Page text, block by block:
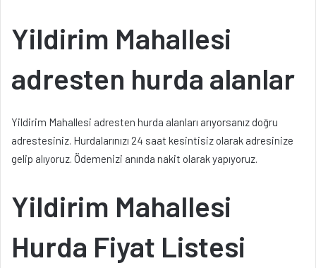
Yildirim Mahallesi
adresten hurda alanlar
Yildirim Mahallesi adresten hurda alanları arıyorsanız doğru
adrestesiniz. Hurdalarınızı 24 saat kesintisiz olarak adresinize
gelip alıyoruz. Ödemenizi anında nakit olarak yapıyoruz.
Yildirim Mahallesi
Hurda Fiyat Listesi